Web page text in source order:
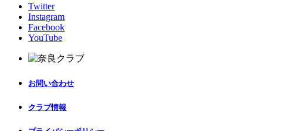
Twitter
Instagram
Facebook
YouTube
お問い合わせ
クラブ情報